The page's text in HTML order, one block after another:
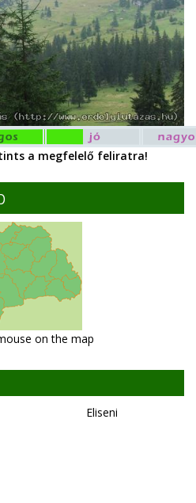
a megfelelő feliratra!
on the map
Eliseni